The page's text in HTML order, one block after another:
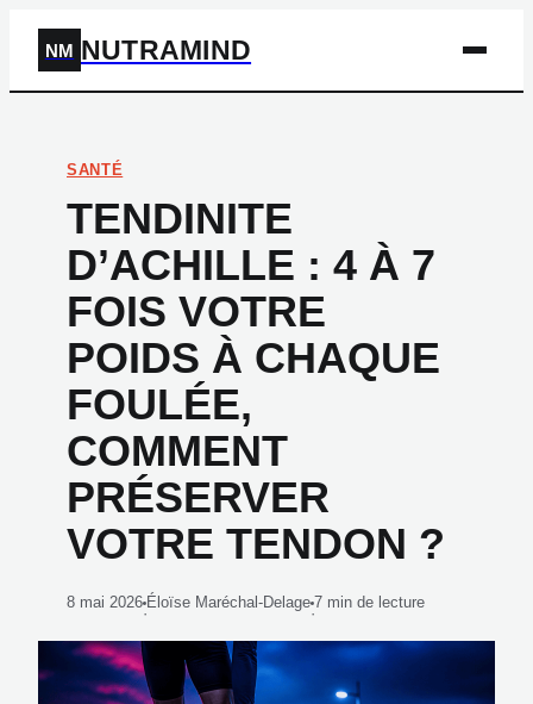
NM NUTRAMIND
SANTÉ
TENDINITE
D’ACHILLE : 4 À 7
FOIS VOTRE
POIDS À CHAQUE
FOULÉE,
COMMENT
PRÉSERVER
VOTRE TENDON ?
8 mai 2026
·
Éloïse Maréchal-Delage
·
7 min de lecture